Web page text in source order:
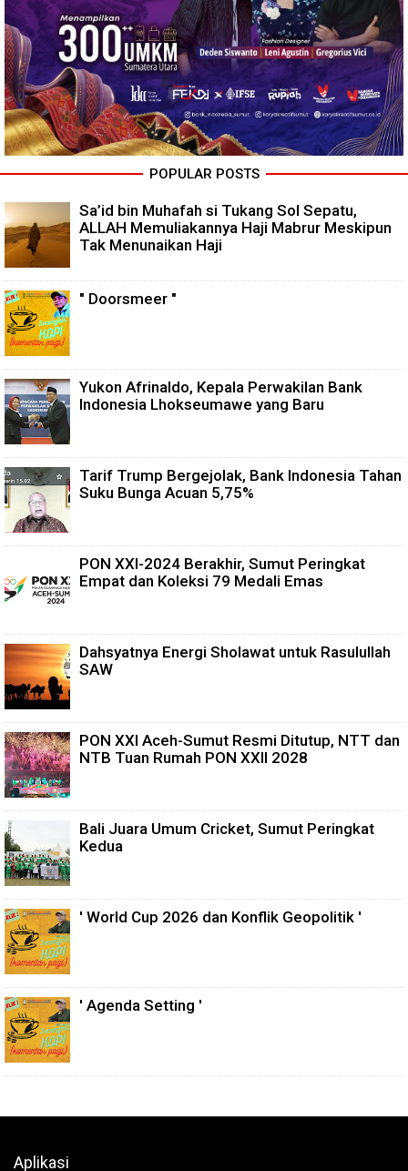
POPULAR POSTS
Sa’id bin Muhafah si Tukang Sol Sepatu,
ALLAH Memuliakannya Haji Mabrur Meskipun
Tak Menunaikan Haji
" Doorsmeer "
Yukon Afrinaldo, Kepala Perwakilan Bank
Indonesia Lhokseumawe yang Baru
Tarif Trump Bergejolak, Bank Indonesia Tahan
Suku Bunga Acuan 5,75%
PON XXI-2024 Berakhir, Sumut Peringkat
Empat dan Koleksi 79 Medali Emas
Dahsyatnya Energi Sholawat untuk Rasulullah
SAW
PON XXI Aceh-Sumut Resmi Ditutup, NTT dan
NTB Tuan Rumah PON XXII 2028
Bali Juara Umum Cricket, Sumut Peringkat
Kedua
' World Cup 2026 dan Konflik Geopolitik '
' Agenda Setting '
Aplikasi